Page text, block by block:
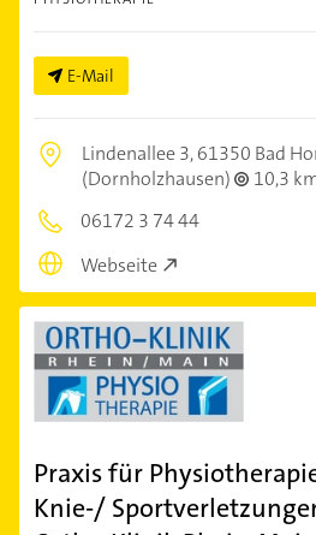
E-Mail
Lindenallee 3,61350 Bad
(Dornholzhausen)
10,3
06172 3 74 44
Webseite
Praxis für
Knie-/